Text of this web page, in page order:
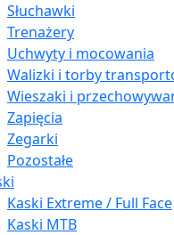
Słuchawki
Trenażery
Uchwyty i mocowania
Walizki i torby
Wieszaki i
Zapięcia
Zegarki
Pozostałe
Kaski Extreme / Full Face
Kaski MTB